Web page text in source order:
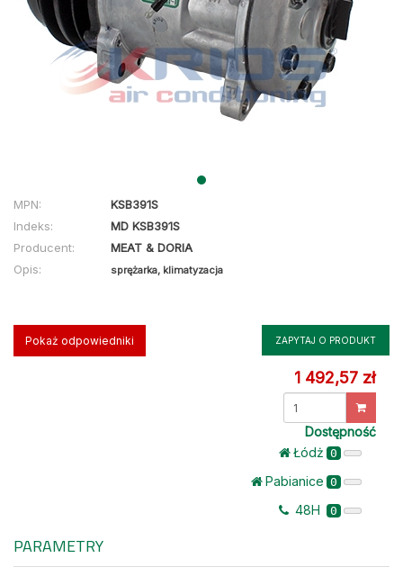
MPN:
KSB391S
Indeks:
MD KSB391S
Producent:
MEAT & DORIA
Opis:
sprężarka, klimatyzacja
Pokaż odpowiedniki ZAPYTAJ O PRODUKT
1 492,57 zł
Dostępność
Łódż 0
Pabianice 0
48H 0
PARAMETRY